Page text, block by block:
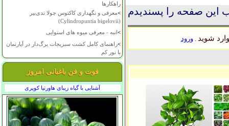
راهکارها
>معرفی و نگهداری کاکتوس چولا تدی‌بیر
(Cylindropuntia bigelovii)
>انبه - معرفی میوه های استوایی
>راهنمای کامل کشت سبزیجات برگ‌دار در آپارتمان
با نور کم
فوت و فن باغبانی امروز
آشنایی با گیاه زیبای هاورتیا کوپری
این صفحه را پسندیدم
شوید .ورود